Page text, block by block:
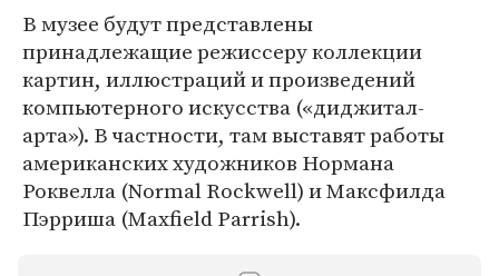
В музее будут представлены
принадлежащие режиссеру коллекции
картин, иллюстраций и произведений
компьютерного искусства («диджитал-
арта»). В частности, там выставят работы
американских художников Нормана
Роквелла (Normal Rockwell) и Максфилда
Пэрриша (Maxfield Parrish).